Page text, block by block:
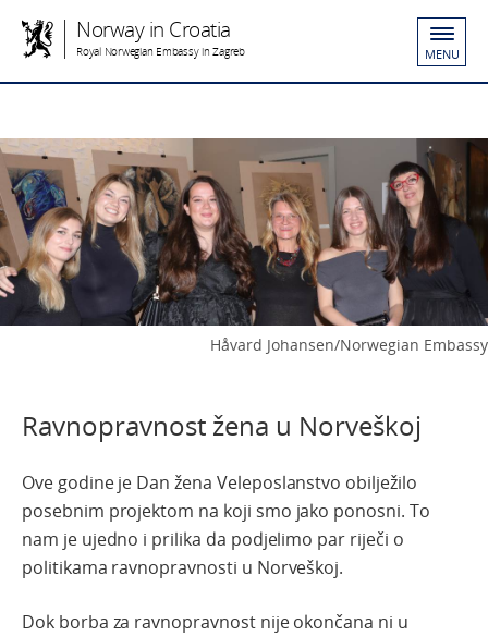
Norway in Croatia
Royal Norwegian Embassy in Zagreb MENU
Håvard Johansen/Norwegian Embassy
Ravnopravnost žena u Norveškoj
Ove godine je Dan žena Veleposlanstvo obilježilo
posebnim projektom na koji smo jako ponosni. To
nam je ujedno i prilika da podjelimo par riječi o
politikama ravnopravnosti u Norveškoj.
Dok borba za ravnopravnost nije okončana ni u